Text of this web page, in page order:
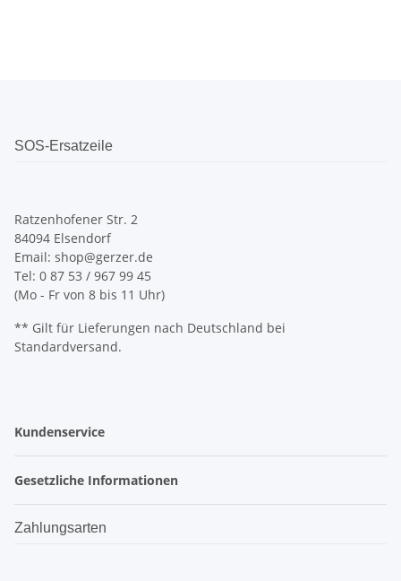
SOS-Ersatzeile
Ratzenhofener Str. 2
84094 Elsendorf
Email: shop@gerzer.de
Tel: 0 87 53 / 967 99 45
(Mo - Fr von 8 bis 11 Uhr)
** Gilt für Lieferungen nach Deutschland bei
Standardversand.
Kundenservice
Gesetzliche Informationen
Zahlungsarten